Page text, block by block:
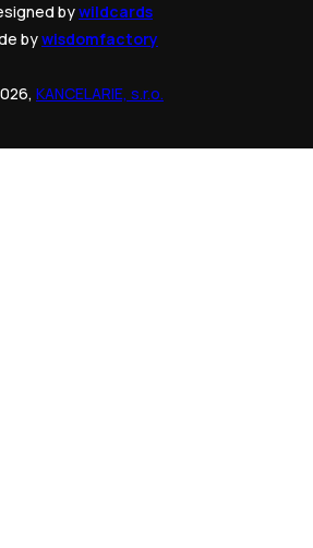
bywildcards
bywisdomfactory
KANCELARIE, s.r.o.